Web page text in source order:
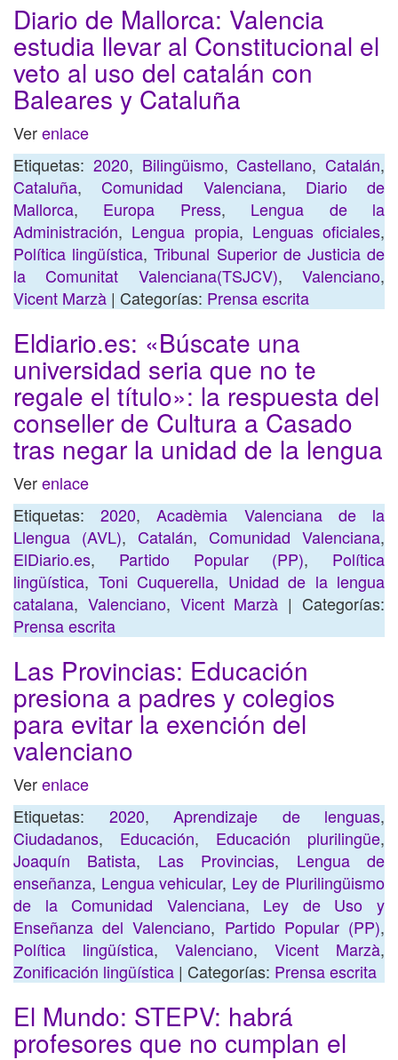
Diario de Mallorca: Valencia
estudia llevar al Constitucional el
veto al uso del catalán con
Baleares y Cataluña
Verenlace
Etiquetas: 2020, Bilingüismo,Castellano, Catalán,
Cataluña,Comunidad Valenciana, Diario de
Mallorca, Europa Press, Lengua de la
Administración, Lengua propia, Lenguas oficiales,
Política lingüística,Tribunal Superior de Justicia de
la Comunitat Valenciana(TSJCV),Valenciano,
Vicent Marzà | Categorías: Prensa escrita
Eldiario.es: «Búscate una
universidad seria que no te
regale el título»: la respuesta del
conseller de Cultura a Casado
tras negar la unidad de la lengua
Verenlace
Etiquetas:2020,Acadèmia Valenciana de la
Llengua (AVL), Catalán, Comunidad Valenciana,
ElDiario.es, Partido Popular (PP), Política
lingüística, Toni Cuquerella, Unidad de la lengua
catalana, Valenciano, Vicent Marzà | Categorías:
Prensa escrita
Las Provincias: Educación
presiona a padres y colegios
para evitar la exención del
valenciano
Verenlace
Etiquetas: 2020, Aprendizaje de lenguas,
Ciudadanos, Educación, Educación plurilingüe,
Joaquín Batista, Las Provincias, Lengua de
enseñanza, Lengua vehicular, Ley de Plurilingüismo
de la Comunidad Valenciana, Ley de Uso y
Enseñanza del Valenciano, Partido Popular (PP),
Política lingüística, Valenciano, Vicent Marzà,
Zonificación lingüística | Categorías: Prensa escrita
El Mundo: STEPV: habrá
profesores que no cumplan el